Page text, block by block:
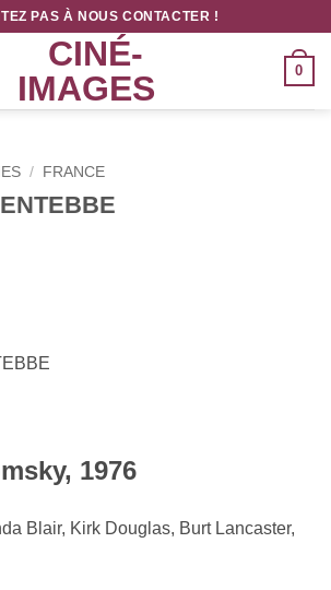
PAS À NOUS CONTACTER !
0
/ FRANCE
1976
Blair, Kirk Douglas, Burt Lancaster,